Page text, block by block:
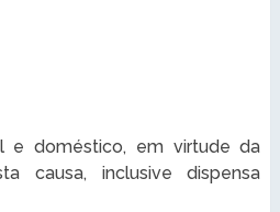
e doméstico, em virtude da
causa, inclusive dispensa